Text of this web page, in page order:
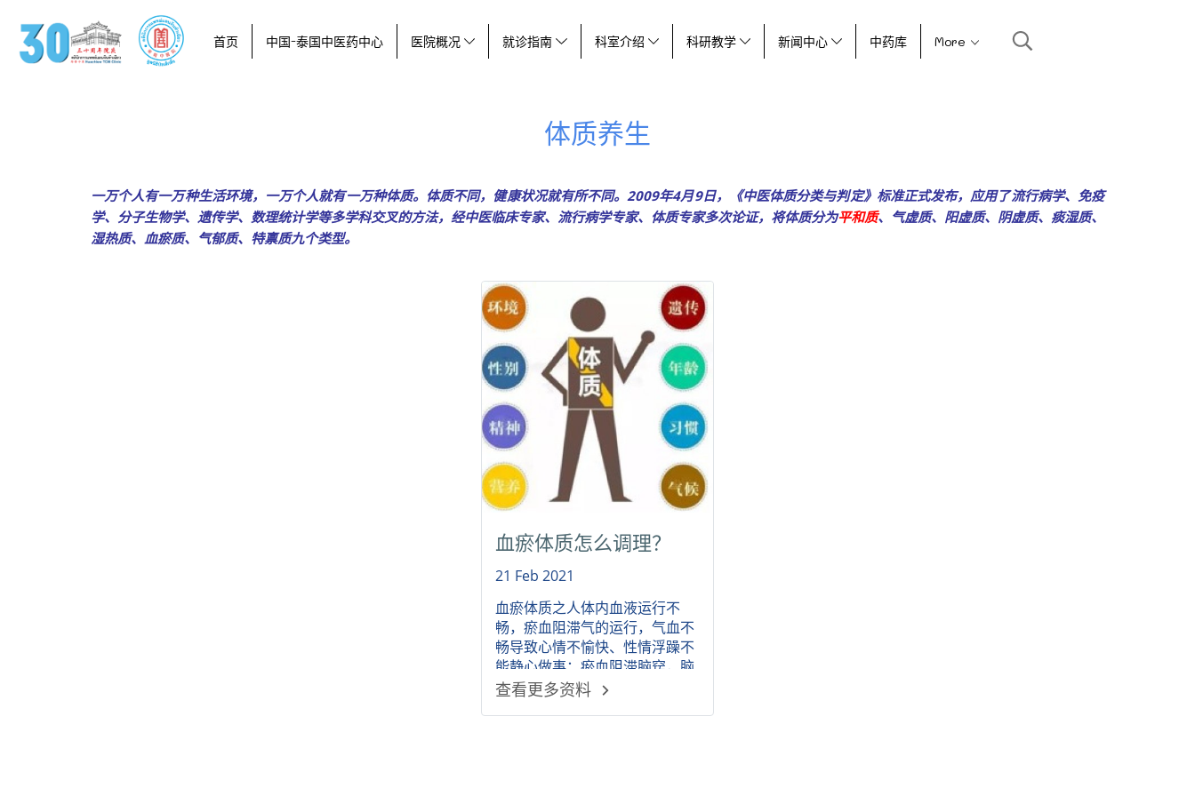
首页 中国-泰国中医药中心 医院概况 就诊指南 科室介绍 科研教学 新闻中心 中药库 More
体质养生
一万个人有一万种生活环境，一万个人就有一万种体质。体质不同，健康状况就有所不同。2009年4月9日，《中医体质分类与判定》标准正式发布，应用了流行病学、免疫
学、分子生物学、遗传学、数理统计学等多学科交叉的方法，经中医临床专家、流行病学专家、体质专家多次论证，将体质分为平和质、气虚质、阳虚质、阴虚质、痰湿质、
湿热质、血瘀质、气郁质、特禀质九个类型。
血瘀体质怎么调理？
21 Feb 2021
血瘀体质之人体内血液运行不
畅，瘀血阻滞气的运行，气血不
畅导致心情不愉快、性情浮躁不
能静心做事；瘀血阻滞脑窍，脑
窍失养容易引起健忘，此外血瘀
查看更多资料